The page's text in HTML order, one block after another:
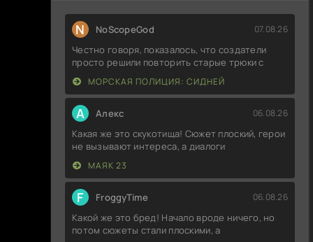
N NoScopeGod 07.08.26
Честно говоря, показалось, что создатели
просто решили повторить старые трюки с
МОРСКАЯ ПОЛИЦИЯ: СИДНЕЙ
А Алекс 06.08.26
Какая же это скукотища! Сюжет плоский, герои
не вызывают интереса, а диалоги
МАЯК 23
F FroggyTime 06.08.26
Какой же это бред! Начало вроде ничего, но
потом сюжеты стали плоскими, а